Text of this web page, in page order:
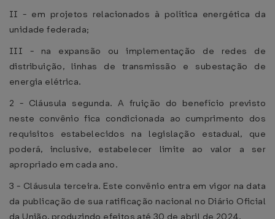
II - em projetos relacionados à política energética da
unidade federada;
III - na expansão ou implementação de redes de
distribuição, linhas de transmissão e subestação de
energia elétrica.
2 - Cláusula segunda. A fruição do benefício previsto
neste convênio fica condicionada ao cumprimento dos
requisitos estabelecidos na legislação estadual, que
poderá, inclusive, estabelecer limite ao valor a ser
apropriado em cada ano.
3 - Cláusula terceira. Este convênio entra em vigor na data
da publicação de sua ratificação nacional no Diário Oficial
da União, produzindo efeitos até 30 de abril de 2024.